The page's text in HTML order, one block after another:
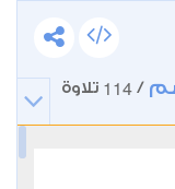
/
114 تلاوة